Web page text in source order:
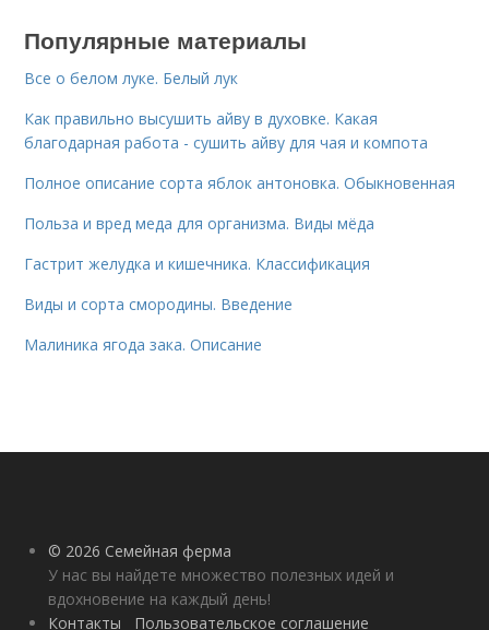
Популярные материалы
Все о белом луке. Белый лук
Как правильно высушить айву в духовке. Какая
благодарная работа - сушить айву для чая и компота
Полное описание сорта яблок антоновка. Обыкновенная
Польза и вред меда для организма. Виды мёда
Гастрит желудка и кишечника. Классификация
Виды и сорта смородины. Введение
Малиника ягода зака. Описание
© 2026 Семейная ферма
У нас вы найдете множество полезных идей и
вдохновение на каждый день!
Контакты
Пользовательское соглашение